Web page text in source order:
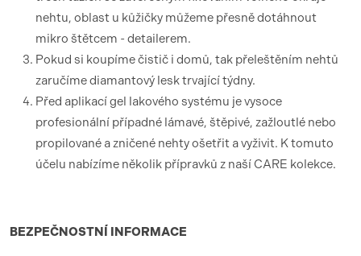
nehtu, oblast u kůžičky můžeme přesně dotáhnout
mikro štětcem - detailerem.
Pokud si koupíme čistič i domů, tak přeleštěním nehtů
zaručíme diamantový lesk trvající týdny.
Před aplikací gel lakového systému je vysoce
profesionální případné lámavé, štěpivé, zažloutlé nebo
propilované a zničené nehty ošetřit a vyživit. K tomuto
účelu nabízíme několik přípravků z naší CARE kolekce.
BEZPEČNOSTNÍ INFORMACE